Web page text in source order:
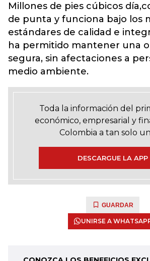
Millones de pies cúbicos
de punta y funciona bajo los
estándares de calidad e
ha permitido mantener una
segura, sin afectaciones a
medio ambiente.
Toda la información del
económico, empresarial y
Colombia a tan solo
DESCARGUE LA APP
GUARDAR
UNIRSE A